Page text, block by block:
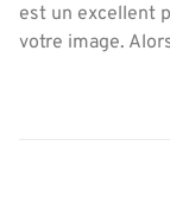
est un excellent
votre image.